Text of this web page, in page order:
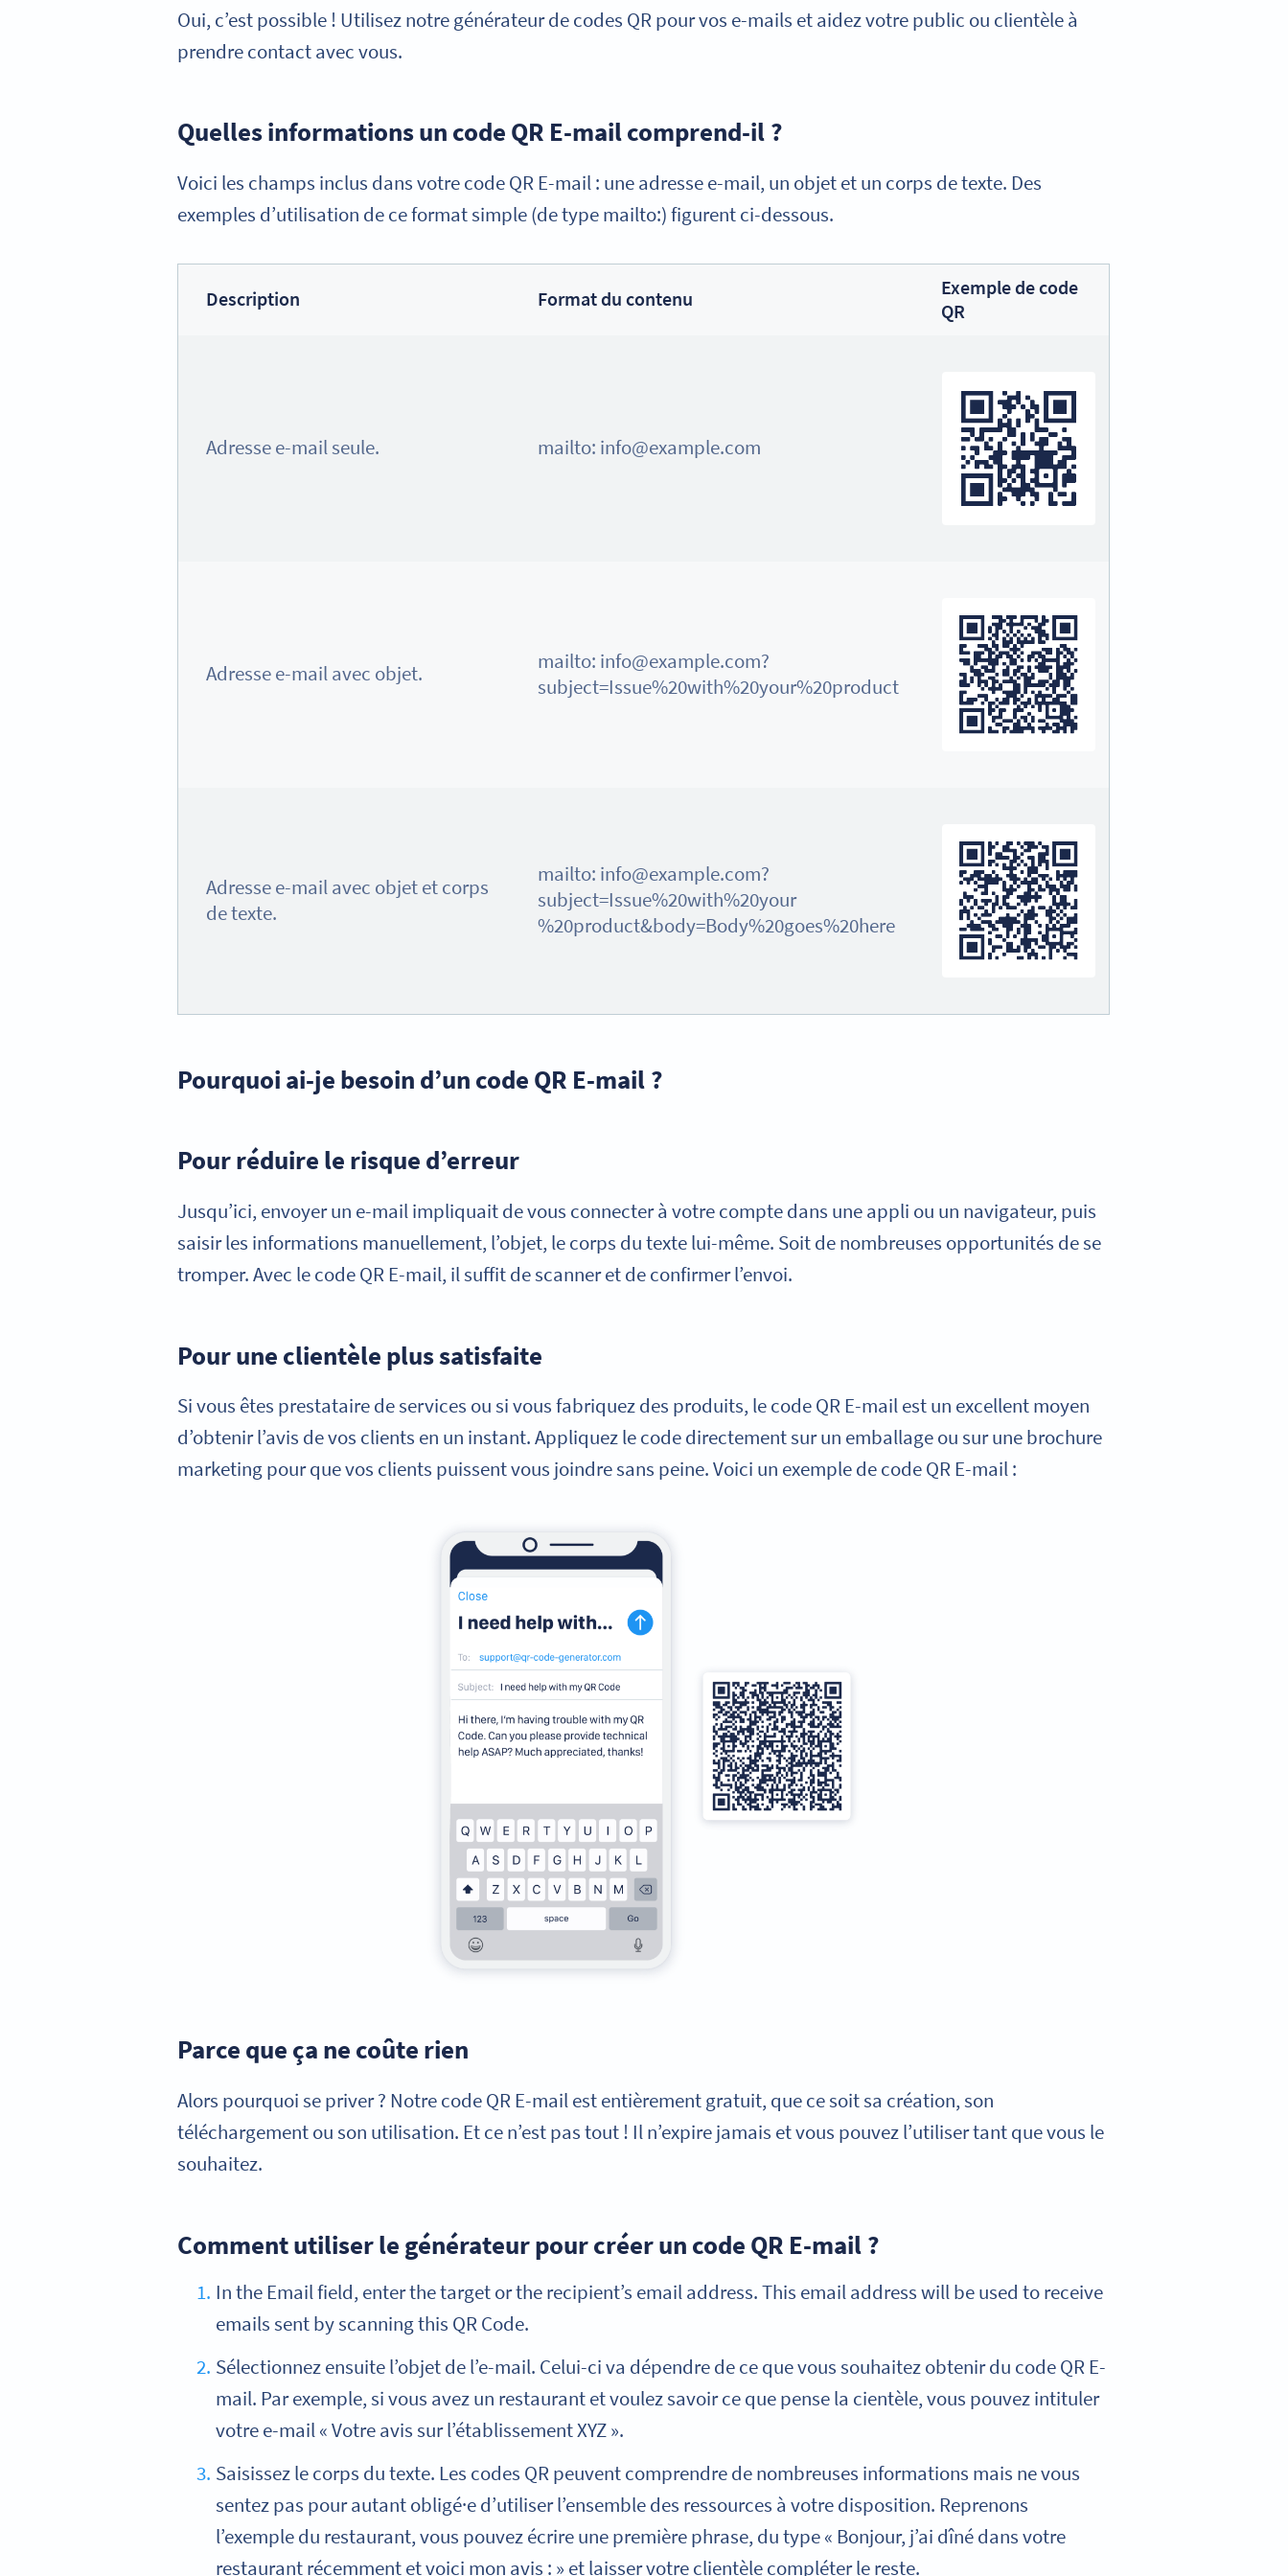
Oui, c’est possible ! Utilisez notre générateur de codes QR pour vos e-mails et aidez votre public ou clientèle à
prendre contact avec vous.
Quelles informations un code QR E-mail comprend-il ?
Voici les champs inclus dans votre code QR E-mail : une adresse e-mail, un objet et un corps de texte. Des
exemples d’utilisation de ce format simple (de type mailto:) figurent ci-dessous.
Description Format du contenu
Exemple de code
QR
Adresse e-mail seule. mailto: info@example.com
Adresse e-mail avec objet.
mailto: info@example.com?
subject=Issue%20with%20your%20product
Adresse e-mail avec objet et corps
de texte.
mailto: info@example.com?
subject=Issue%20with%20your
%20product&body=Body%20goes%20here
Pourquoi ai-je besoin d’un code QR E-mail ?
Pour réduire le risque d’erreur
Jusqu’ici, envoyer un e-mail impliquait de vous connecter à votre compte dans une appli ou un navigateur, puis
saisir les informations manuellement, l’objet, le corps du texte lui-même. Soit de nombreuses opportunités de se
tromper. Avec le code QR E-mail, il suffit de scanner et de confirmer l’envoi.
Pour une clientèle plus satisfaite
Si vous êtes prestataire de services ou si vous fabriquez des produits, le code QR E-mail est un excellent moyen
d’obtenir l’avis de vos clients en un instant. Appliquez le code directement sur un emballage ou sur une brochure
marketing pour que vos clients puissent vous joindre sans peine. Voici un exemple de code QR E-mail :
Parce que ça ne coûte rien
Alors pourquoi se priver ? Notre code QR E-mail est entièrement gratuit, que ce soit sa création, son
téléchargement ou son utilisation. Et ce n’est pas tout ! Il n’expire jamais et vous pouvez l’utiliser tant que vous le
souhaitez.
Comment utiliser le générateur pour créer un code QR E-mail ?
In the Email field, enter the target or the recipient’s email address. This email address will be used to receive
emails sent by scanning this QR Code.
Sélectionnez ensuite l’objet de l’e-mail. Celui-ci va dépendre de ce que vous souhaitez obtenir du code QR E-
mail. Par exemple, si vous avez un restaurant et voulez savoir ce que pense la cientèle, vous pouvez intituler
votre e-mail « Votre avis sur l’établissement XYZ ».
Saisissez le corps du texte. Les codes QR peuvent comprendre de nombreuses informations mais ne vous
sentez pas pour autant obligé·e d’utiliser l’ensemble des ressources à votre disposition. Reprenons
l’exemple du restaurant, vous pouvez écrire une première phrase, du type « Bonjour, j’ai dîné dans votre
restaurant récemment et voici mon avis : » et laisser votre clientèle compléter le reste.